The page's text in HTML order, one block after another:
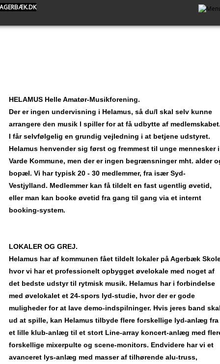
AGERBÆK.DK
HELAMUS Helle Amatør-Musikforening.
Der er ingen undervisning i Helamus, så du/I skal selv kunne
arrangere den musik I spiller for at få udbytte af
I får selvfølgelig en grundig vejledning i at betjene udstyret.
Helamus henvender sig først og fremmest til unge mennesker i
Varde Kommune, men der er ingen begrænsninger mht. alder
bopæl. Vi har typisk 20 - 30 medlemmer, fra især Syd-
Vestjylland. Medlemmer kan få tildelt en fast ugentlig øvetid,
eller man kan booke øvetid fra gang til gang via et internt
booking-system.
LOKALER OG GREJ.
Helamus har af kommunen fået tildelt lokaler på Agerbæk
hvor vi har et professionelt opbygget øvelokale med noget af
det bedste udstyr til rytmisk musik. Helamus har i forbindelse
med øvelokalet et 24-spors lyd-studie, hvor der er gode
muligheder for at lave demo-indspilninger. Hvis jeres band
ud at spille, kan Helamus tilbyde flere forskellige lyd-anlæg fra
et lille klub-anlæg til et stort Line-array koncert-anlæg med
forskellige mixerpulte og scene-monitors. Endvidere har vi et
avanceret lys-anlæg med masser af tilhørende alu-truss,